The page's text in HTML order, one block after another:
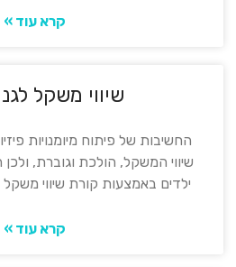
קרא עוד »
שיווי משקל
החשיבות של פיתוח מיומנויות
שיווי המשקל, הולכת וגוברת, ולכן
ילדים באמצעות קורת שיווי
קרא עוד »